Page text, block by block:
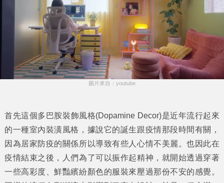
圖片來自：youtube
首先這個多巴胺裝飾風格(Dopamine Decor)是近年流行起來
的一種室內裝潢風格，據說它的誕生跟疫情那段時間有關，
因為居家防疫的關係所以導致有些人心情不美麗。也因此在
疫情結束之後，人們為了可以振作起精神，就開始透過穿著
一些高彩度、鮮豔繽紛顏色的服裝來壓過那份不安的感覺。